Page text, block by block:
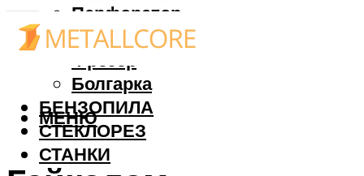
Перфоратор
Дрель
Фрезер
Болгарка
БЕНЗОПИЛА
СТЕКЛОРЕЗ
СТАНКИ
МЕНЮ